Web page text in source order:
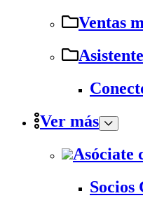
Ventas
Ver más
Asóciate
Socios